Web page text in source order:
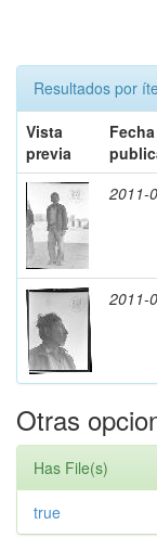
Resultados por
Vista
previa
2011-
2011-
Otras
Has File(s)
true